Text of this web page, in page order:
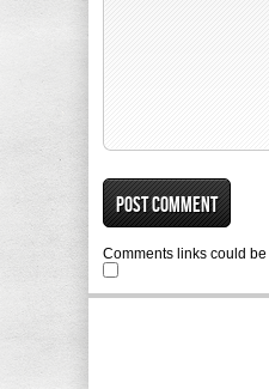
Comments links could be